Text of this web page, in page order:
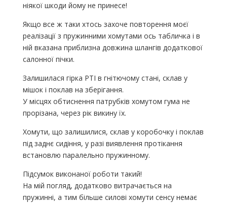
ніякої шкоди йому не принесе!
Якщо все ж таки хтось захоче повторення моєї
реалізації з пружинними хомутами ось табличка і в
ній вказана приблизна довжина шлангів додаткової
салонної пічки.
Залишилася гірка РТІ в гнітючому стані, склав у
мішок і поклав на зберігання.
У місцях обтиснення патрубків хомутом гума не
прорізана, через рік викину їх.
Хомути, що залишилися, склав у коробочку і поклав
під заднє сидіння, у разі виявлення протікання
встановлю паралельно пружинному.
Підсумок виконаної роботи такий!
На мій погляд, додатково витрачається на
пружинні, а тим більше силові хомути сенсу немає